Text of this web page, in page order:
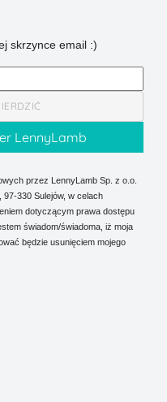
skrzynce email :)
przez LennyLamb Sp. z o.o.
97-330 Sulejów, w celach
dotyczącym prawa dostępu
świadom/świadoma, iż moja
będzie usunięciem mojego